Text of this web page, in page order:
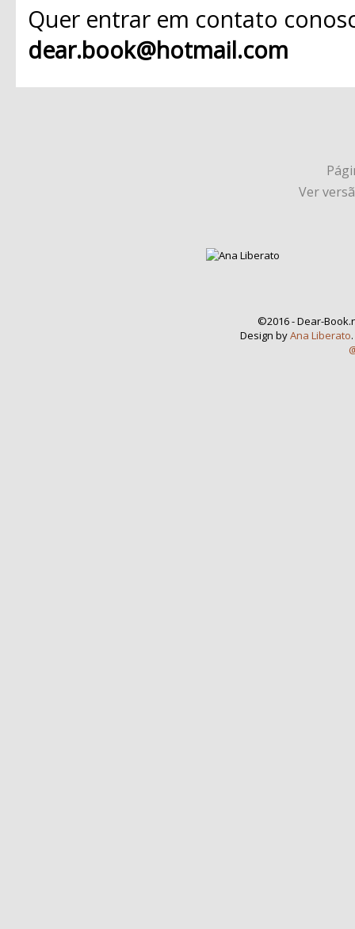
Quer entrar em contato
dear.book@hotmail.com
Ver
©2016 - Dear-
Design byAna Liberato